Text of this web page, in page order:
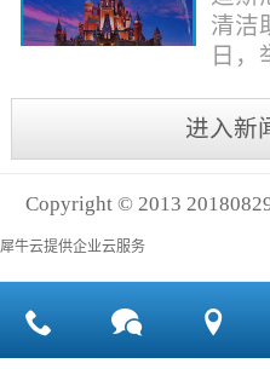
理
杭州
的同
览城
区域
心、
双塔
清洁
日，
奇想
湾、
开神
球接
园
进入新
Copyright © 2013
犀牛云提供企业云服务